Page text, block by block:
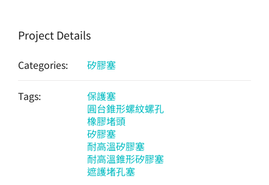
Project Details
Categories: 矽膠塞
Tags:
保護塞
圓台錐形螺紋螺孔
橡膠堵頭
矽膠塞
耐高溫矽膠塞
耐高溫錐形矽膠塞
遮護堵孔塞